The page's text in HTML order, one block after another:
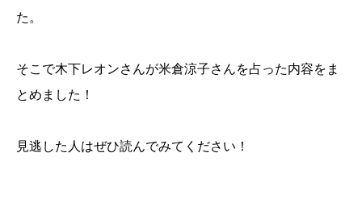
た。
そこで木下レオンさんが米倉涼子さんを占った内容をま
とめました！
見逃した人はぜひ読んでみてください！